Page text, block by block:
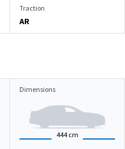
Traction
AR
Dimensions
444 cm